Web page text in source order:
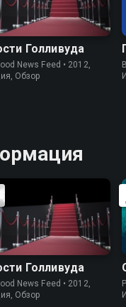
Голливуда
News Feed • 2012,
Обзор
Голливуда
News Feed • 2012,
Обзор